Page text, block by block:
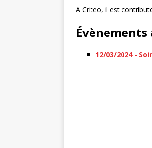
A Criteo, il est
Évènements
12/03/2024 -